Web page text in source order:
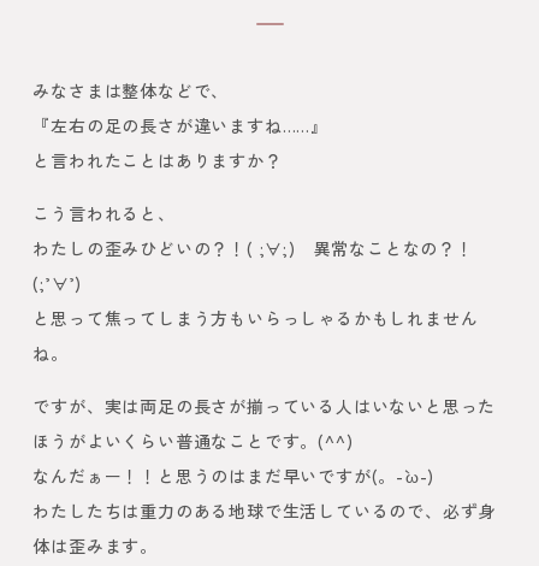
みなさまは整体などで、
『左右の足の長さが違いますね……』
と言われたことはありますか？
こう言われると、
わたしの歪みひどいの？！( ;∀;) 異常なことなの？！
(;’∀’)
と思って焦ってしまう方もいらっしゃるかもしれません
ね。
ですが、実は両足の長さが揃っている人はいないと思った
ほうがよいくらい普通なことです。(^^)
なんだぁー！！と思うのはまだ早いですが(。-`ω-)
わたしたちは重力のある地球で生活しているので、必ず身
体は歪みます。